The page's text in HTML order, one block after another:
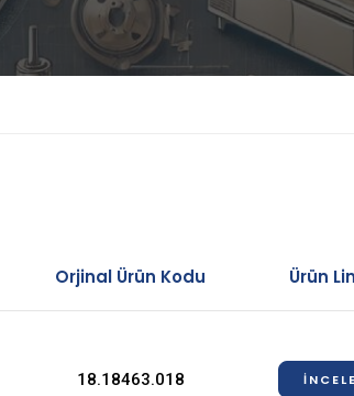
Orjinal Ürün Kodu Ürün
18.18463.018 İNCELE